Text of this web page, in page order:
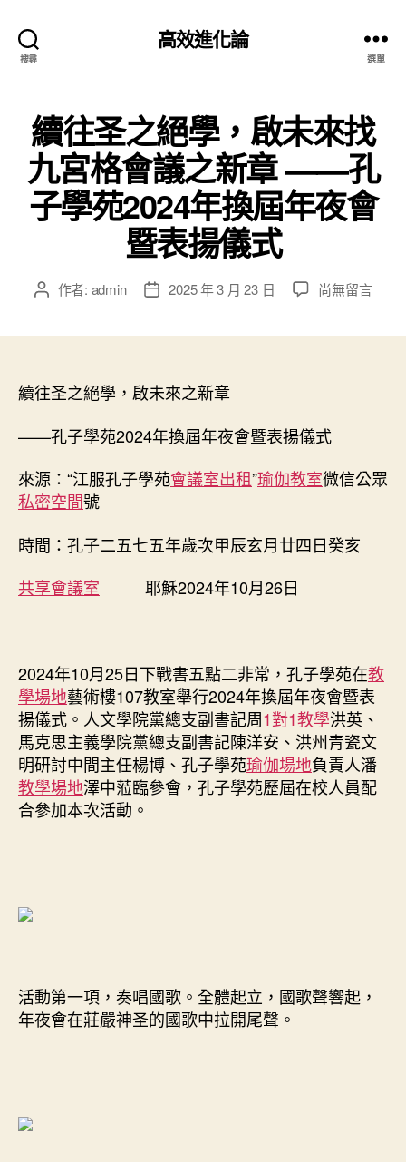
搜尋
高效進化論
選單
續往圣之絕學，啟未來找
九宮格會議之新章 ——孔
子學苑2024年換屆年夜會
暨表揚儀式
文 作者: admin
文
期
2025 年 3 月 23 日
在
啟
未
來
找
格
——
孔
子
學
苑
2024
年
式〉
中
尚無留言
續往圣之絕學，啟未來之新章
——孔子學苑2024年換屆年夜會暨表揚儀式
來源：“江服孔子學苑會議室出租”瑜伽教室微信公眾
私密空間號
時間：孔子二五七五年歲次甲辰玄月廿四日癸亥
共享會議室 耶穌2024年10月26日
2024年10月25日下戰書五點二非常，孔子學苑在教
學場地藝術樓107教室舉行2024年換屆年夜會暨表
揚儀式。人文學院黨總支副書記周1對1教學洪英、
馬克思主義學院黨總支副書記陳洋安、洪州青瓷文
明研討中間主任楊博、孔子學苑瑜伽場地負責人潘
教學場地澤中蒞臨參會，孔子學苑歷屆在校人員配
合參加本次活動。
活動第一項，奏唱國歌。全體起立，國歌聲響起，
年夜會在莊嚴神圣的國歌中拉開尾聲。